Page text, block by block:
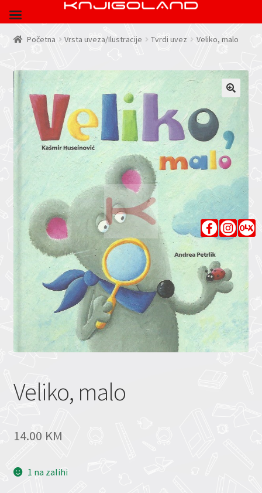
Početna Vrsta uveza/Ilustracije Tvrdi uvez Veliko, malo
Veliko, malo
14.00 KM
1 na zalihi